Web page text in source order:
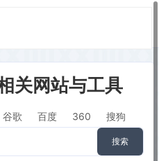
关网站与工具
谷歌 百度 360 搜狗
搜索